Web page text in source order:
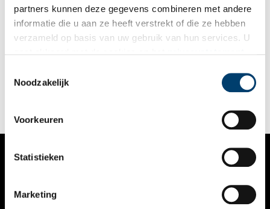
partners kunnen deze gegevens combineren met andere
informatie die u aan ze heeft verstrekt of die ze hebben
verzameld op basis van uw gebruik van hun services. U
Noodzakelijk
Voorkeuren
Statistieken
Marketing
Gebouw 8 krijgt een nieuw leven
Op het Hembrugterrein in Zaandam vind je het voormalige
wapendepot Gebouw 8. Het was er lange tijd beroerd aan toe,
rijksmonument naar eigen inzicht een nieuw doel geven.
NIEUWS